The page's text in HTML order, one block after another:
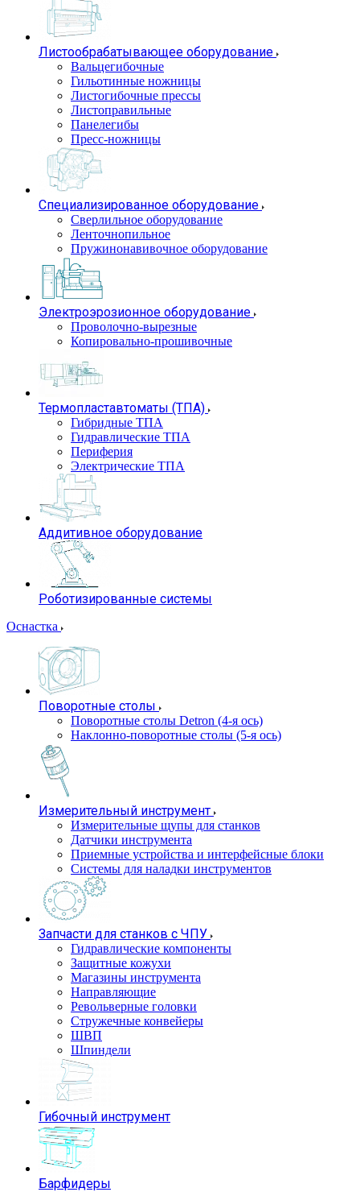
Листообрабатывающее оборудование
Вальцегибочные
Гильотинные ножницы
Листогибочные прессы
Листоправильные
Панелегибы
Пресс-ножницы
Специализированное оборудование
Сверлильное оборудование
Ленточнопильное
Пружинонавивочное оборудование
Электроэрозионное оборудование
Проволочно-вырезные
Копировально-прошивочные
Термопластавтоматы (ТПА)
Гибридные ТПА
Гидравлические ТПА
Периферия
Электрические ТПА
Аддитивное оборудование
Роботизированные системы
Оснастка
Поворотные столы
Поворотные столы Detron (4-я ось)
Наклонно-поворотные столы (5-я ось)
Измерительный инструмент
Измерительные щупы для станков
Датчики инструмента
Приемные устройства и интерфейсные блоки
Системы для наладки инструментов
Запчасти для станков с ЧПУ
Гидравлические компоненты
Защитные кожухи
Магазины инструмента
Направляющие
Револьверные головки
Стружечные конвейеры
ШВП
Шпиндели
Гибочный инструмент
Барфидеры